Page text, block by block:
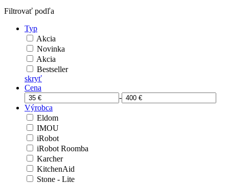
Filtrovať podľa
Typ
Akcia
Novinka
Akcia
Bestseller
skryť
Cena
-
Výrobca
Eldom
IMOU
iRobot
iRobot Roomba
Karcher
KitchenAid
Stone - Lite